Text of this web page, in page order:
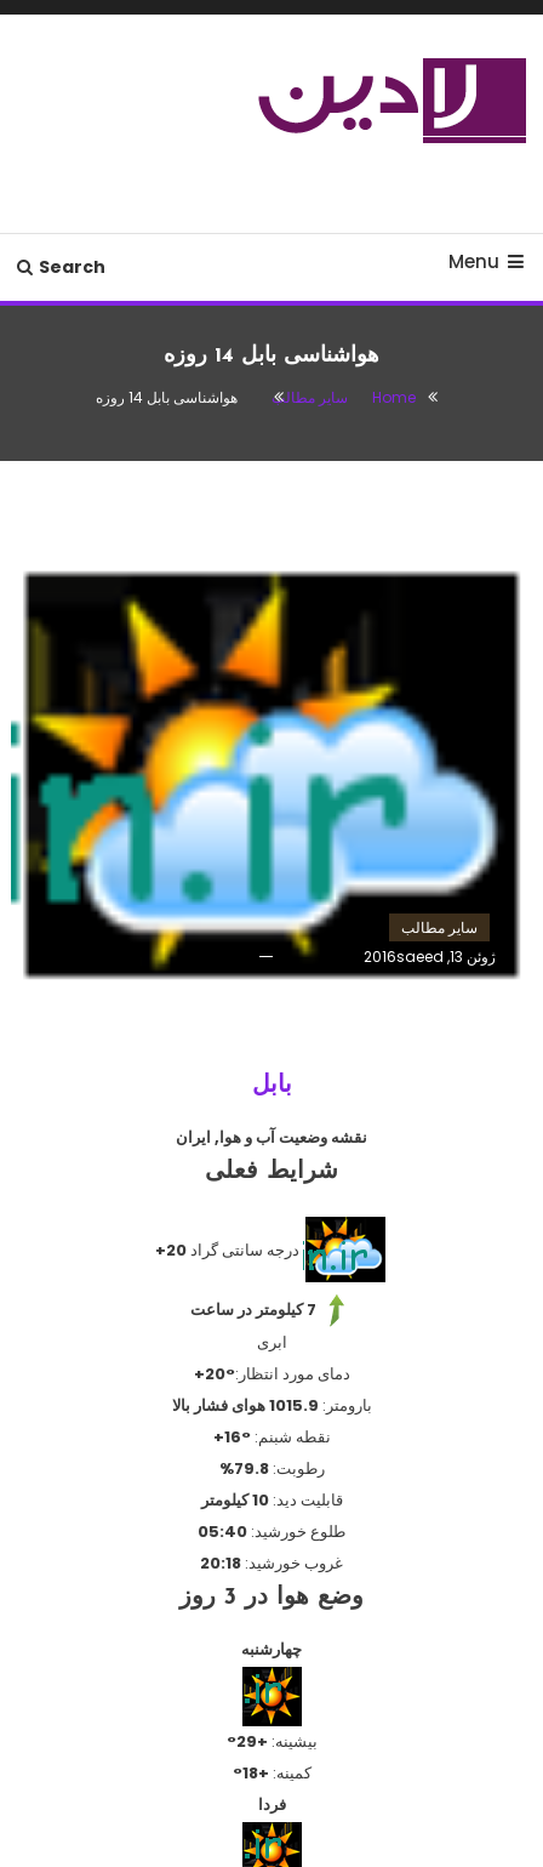
Skip
Menu
Search
هواشناسی بابل 14 روزه
Home سایر مطالب هواشناسی بابل 14 روزه
سایر مطالب
ژوئن 13, 2016
saeed
بابل
نقشه وضعیت آب و هوا, ایران
شرایط فعلی
+20درجه سانتی گراد
7 کیلومتر در ساعت
ابری
دمای مورد انتظار:+20°
بارومتر: 1015.9 هوای فشار بالا
نقطه شبنم:+16°
رطوبت:79.8%
قابلیت دید:10 کیلومتر
طلوع خورشید: 05:40
غروب خورشید: 20:18
وضع هوا در 3 روز
چهارشنبه
بیشینه: +29°
کمینه: +18°
فردا